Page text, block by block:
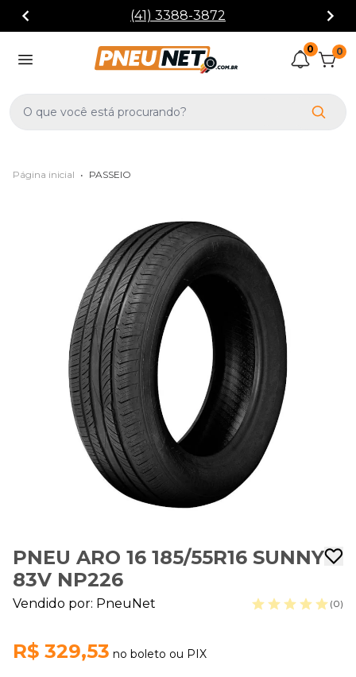
(41) 3388-3872
0 0
Página inicial • PASSEIO
PNEU ARO 16 185/55R16 SUNNY
83V NP226
Vendido por: PneuNet (0)
R$ 329,53 no boleto ou PIX